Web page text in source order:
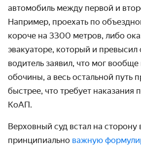
автомобиль между первой и
Например, проехать по
короче на 3300 метров, либо
эвакуаторе, который и превысил
водитель заявил, что мог
обочины, а весь остальной путь
быстрее, что требует наказания
КоАП.
Верховный суд встал на сторону
принципиально важную